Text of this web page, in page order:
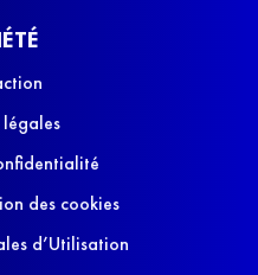
des cookies
d’Utilisation